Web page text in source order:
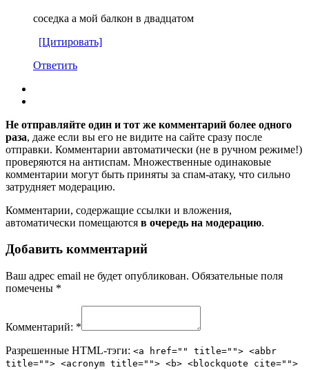
соседка а мой балкон в двадцатом
[Цитировать]
Ответить
Не отправляйте один и тот же комментарий более одного
раза, даже если вы его не видите на сайте сразу после
отправки. Комментарии автоматически (не в ручном режиме!)
проверяются на антиспам. Множественные одинаковые
комментарии могут быть приняты за спам-атаку, что сильно
затрудняет модерацию.
Комментарии, содержащие ссылки и вложения,
автоматически помещаются в очередь на модерацию.
Добавить комментарий
Ваш адрес email не будет опубликован. Обязательные поля
помечены *
Комментарий: *
Разрешенные HTML-тэги: <a href="" title=""> <abbr
title=""> <acronym title=""> <b> <blockquote cite="">